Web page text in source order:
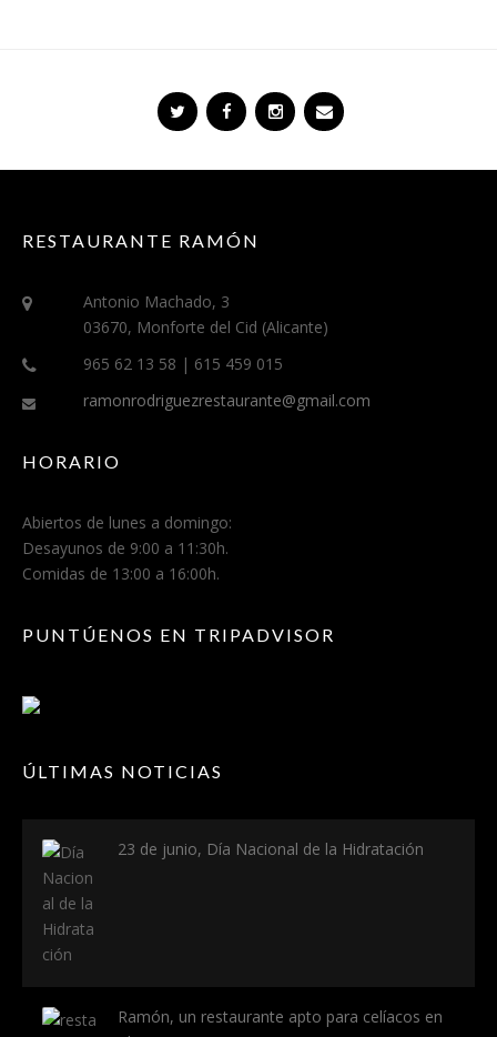
RESTAURANTE RAMÓN
Antonio Machado, 3
03670, Monforte del Cid (Alicante)
965 62 13 58 | 615 459 015
ramonrodriguezrestaurante@gmail.com
HORARIO
Abiertos de lunes a domingo:
Desayunos de 9:00 a 11:30h.
Comidas de 13:00 a 16:00h.
PUNTÚENOS EN TRIPADVISOR
ÚLTIMAS NOTICIAS
23 de junio, Día Nacional de la Hidratación
Ramón, un restaurante apto para celíacos en